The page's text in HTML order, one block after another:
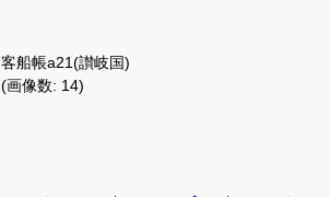
客船帳a21(讃岐国)
(画像数: 14)